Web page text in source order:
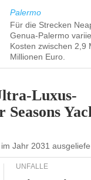
Palermo
Für die Strecken
Genua-Palermo
Kosten zwischen 2,9
Millionen Euro.
Luxus-
Jahr 2031
UNFÄLLE